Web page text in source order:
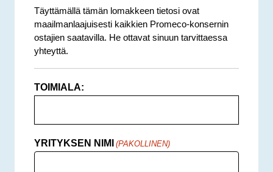
Täyttämällä tämän lomakkeen tietosi ovat
maailmanlaajuisesti kaikkien Promeco-konsernin
ostajien saatavilla. He ottavat sinuun tarvittaessa
yhteyttä.
TOIMIALA:
YRITYKSEN NIMI (PAKOLLINEN)